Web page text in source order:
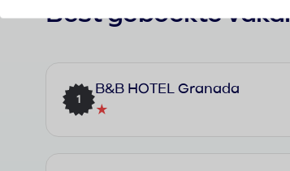
Best geboekte
1
B&B HOTEL Granada
★